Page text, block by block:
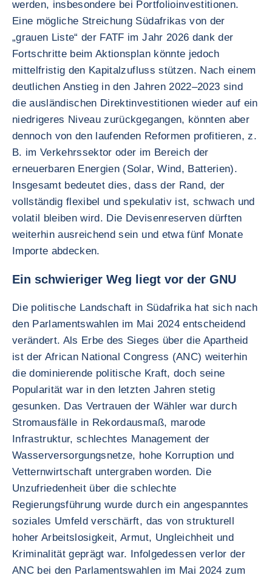
werden, insbesondere bei Portfolioinvestitionen.
Eine mögliche Streichung Südafrikas von der
„grauen Liste“ der FATF im Jahr 2026 dank der
Fortschritte beim Aktionsplan könnte jedoch
mittelfristig den Kapitalzufluss stützen. Nach einem
deutlichen Anstieg in den Jahren 2022–2023 sind
die ausländischen Direktinvestitionen wieder auf ein
niedrigeres Niveau zurückgegangen, könnten aber
dennoch von den laufenden Reformen profitieren, z.
B. im Verkehrssektor oder im Bereich der
erneuerbaren Energien (Solar, Wind, Batterien).
Insgesamt bedeutet dies, dass der Rand, der
vollständig flexibel und spekulativ ist, schwach und
volatil bleiben wird. Die Devisenreserven dürften
weiterhin ausreichend sein und etwa fünf Monate
Importe abdecken.
Ein schwieriger Weg liegt vor der GNU
Die politische Landschaft in Südafrika hat sich nach
den Parlamentswahlen im Mai 2024 entscheidend
verändert. Als Erbe des Sieges über die Apartheid
ist der African National Congress (ANC) weiterhin
die dominierende politische Kraft, doch seine
Popularität war in den letzten Jahren stetig
gesunken. Das Vertrauen der Wähler war durch
Stromausfälle in Rekordausmaß, marode
Infrastruktur, schlechtes Management der
Wasserversorgungsnetze, hohe Korruption und
Vetternwirtschaft untergraben worden. Die
Unzufriedenheit über die schlechte
Regierungsführung wurde durch ein angespanntes
soziales Umfeld verschärft, das von strukturell
hoher Arbeitslosigkeit, Armut, Ungleichheit und
Kriminalität geprägt war. Infolgedessen verlor der
ANC bei den Parlamentswahlen im Mai 2024 zum